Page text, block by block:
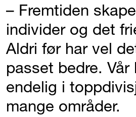
– Fremtiden
individer og det
Aldri før har vel
passet bedre. Vår
endelig i
mange områder.